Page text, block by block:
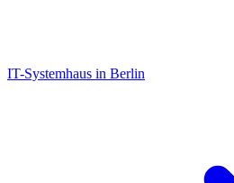
IT-Systemhaus in Berlin